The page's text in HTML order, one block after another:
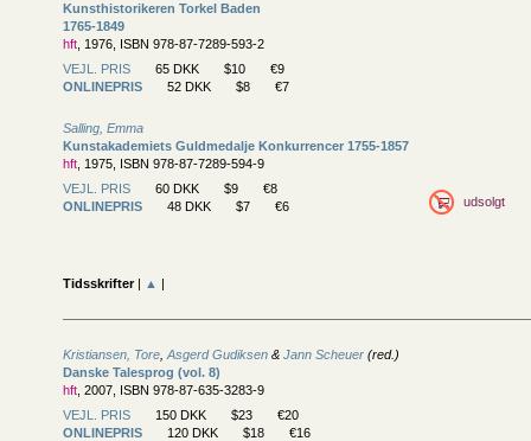
Kunsthistorikeren Torkel Baden
1765-1849
hft , 1976, ISBN 978-87-7289-593-2
VEJL. PRIS
65 DKK $10
€9
ONLINEPRIS
52 DKK $8 €7
Salling, Emma
Kunstakademiets Guldmedalje Konkurrencer 1755-1857
hft , 1975, ISBN 978-87-7289-594-9
VEJL. PRIS
60 DKK $9
€8
ONLINEPRIS
48 DKK $7 €6 udsolgt
Tidsskrifter| ▲ |
Kristiansen, Tore Asgerd Gudiksen & Jann Scheuer (red.)
Danske Talesprog (vol. 8)
hft , 2007, ISBN 978-87-635-3283-9
VEJL. PRIS
150 DKK $23
€20
ONLINEPRIS
120 DKK $18 €16